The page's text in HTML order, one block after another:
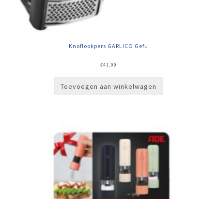
Knoflookpers GARLICO Gefu
€41,99
Toevoegen aan winkelwagen